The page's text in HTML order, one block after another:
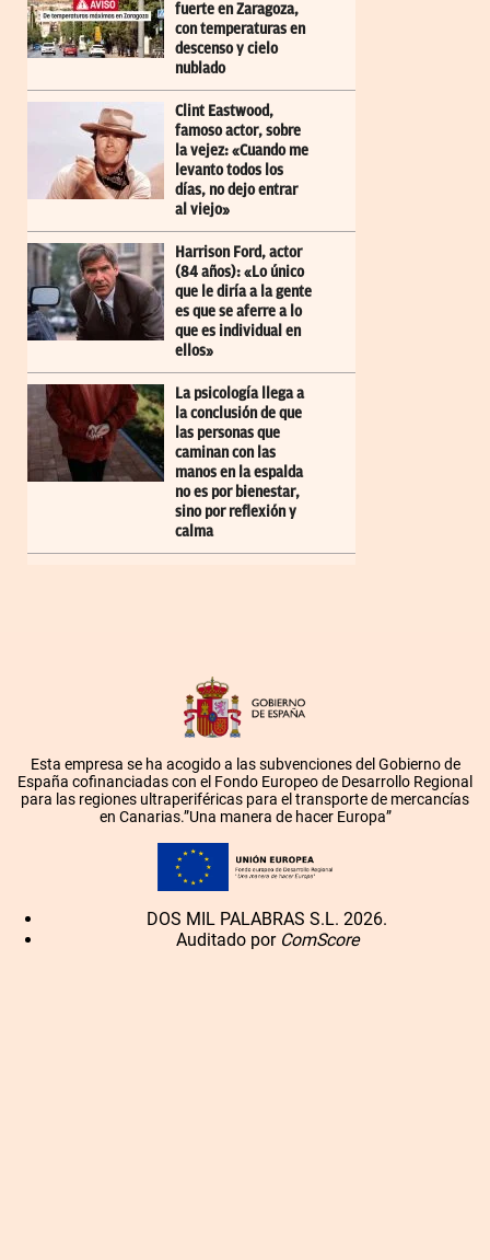
fuerte en Zaragoza,
con temperaturas en
descenso y cielo
nublado
Clint Eastwood,
famoso actor, sobre
la vejez: «Cuando me
levanto todos los
días, no dejo entrar
al viejo»
Harrison Ford, actor
(84 años): «Lo único
que le diría a la gente
es que se aferre a lo
que es individual en
ellos»
La psicología llega a
la conclusión de que
las personas que
caminan con las
manos en la espalda
no es por bienestar,
sino por reflexión y
calma
Esta empresa se ha acogido a las subvenciones del Gobierno de
España cofinanciadas con el Fondo Europeo de Desarrollo Regional
para las regiones ultraperiféricas para el transporte de mercancías
en Canarias.”Una manera de hacer Europa”
DOS MIL PALABRAS S.L. 2026.
Auditado por ComScore